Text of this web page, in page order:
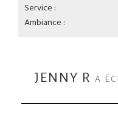
Service :
Ambiance :
JENNY R A